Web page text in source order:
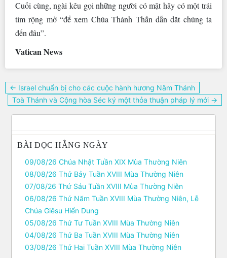
Cuối cùng, ngài kêu gọi những người có mặt hãy có một trái
tim rộng mở “để xem Chúa Thánh Thần dẫn dắt chúng ta
đến đâu”.
Vatican News
Điều
hướng
bài
← Israel chuẩn bị cho các cuộc hành hương Năm Thánh
Toà Thánh và Cộng hòa Séc ký một thỏa thuận pháp lý mới →
BÀI ĐỌC HẰNG NGÀY
09/08/26 Chúa Nhật Tuần XIX Mùa Thường Niên
08/08/26 Thứ Bảy Tuần XVIII Mùa Thường Niên
07/08/26 Thứ Sáu Tuần XVIII Mùa Thường Niên
06/08/26 Thứ Năm Tuần XVIII Mùa Thường Niên, Lễ
Chúa Giêsu Hiển Dung
05/08/26 Thứ Tư Tuần XVIII Mùa Thường Niên
04/08/26 Thứ Ba Tuần XVIII Mùa Thường Niên
03/08/26 Thứ Hai Tuần XVIII Mùa Thường Niên